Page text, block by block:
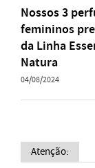
Nossos 3
femininos
da Linha
Natura
04/08/2024
Atenção: